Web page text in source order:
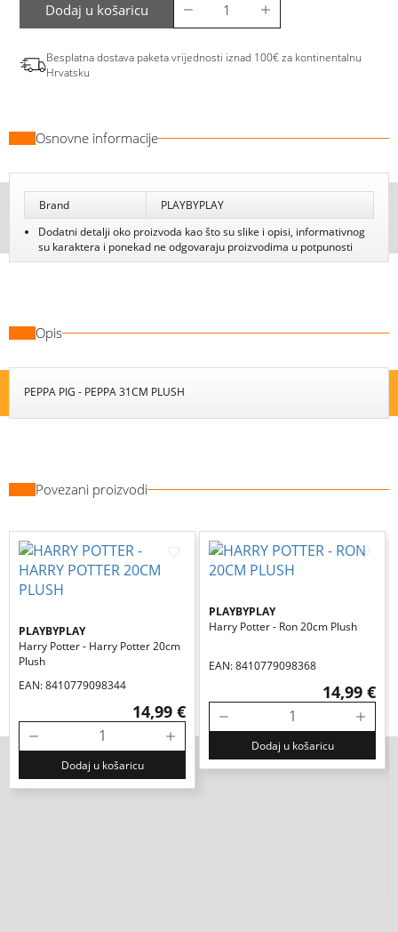
Dodaj u košaricu
Besplatna dostava paketa vrijednosti iznad 100€ za kontinentalnu
Hrvatsku
Osnovne informacije
Brand
PLAYBYPLAY
Dodatni detalji oko proizvoda kao što su slike i opisi, informativnog
su karaktera i ponekad ne odgovaraju proizvodima u potpunosti
Opis
PEPPA PIG - PEPPA 31CM PLUSH
Povezani proizvodi
PLAYBYPLAY
Harry Potter - Harry Potter 20cm
Plush
EAN: 8410779098344
14,99 €
Dodaj u košaricu
PLAYBYPLAY
Harry Potter - Ron 20cm Plush
EAN: 8410779098368
14,99 €
Dodaj u košaricu